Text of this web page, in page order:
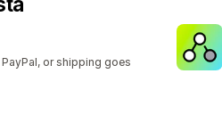
or shipping goes